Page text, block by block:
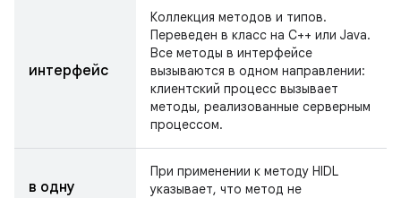
интерфейс
Коллекция методов и типов.
Переведен в класс на C++ или Java.
Все методы в интерфейсе
вызываются в одном направлении:
клиентский процесс вызывает
методы, реализованные серверным
процессом.
в одну
При применении к методу HIDL
указывает, что метод не